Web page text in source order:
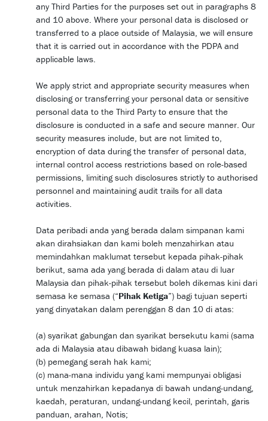
any Third Parties for the purposes set out in paragraphs 8
and 10 above. Where your personal data is disclosed or
transferred to a place outside of Malaysia, we will ensure
that it is carried out in accordance with the PDPA and
applicable laws.
We apply strict and appropriate security measures when
disclosing or transferring your personal data or sensitive
personal data to the Third Party to ensure that the
disclosure is conducted in a safe and secure manner. Our
security measures include, but are not limited to,
encryption of data during the transfer of personal data,
internal control access restrictions based on role-based
permissions, limiting such disclosures strictly to authorised
personnel and maintaining audit trails for all data
activities.
Data peribadi anda yang berada dalam simpanan kami
akan dirahsiakan dan kami boleh menzahirkan atau
memindahkan maklumat tersebut kepada pihak-pihak
berikut, sama ada yang berada di dalam atau di luar
Malaysia dan pihak-pihak tersebut boleh dikemas kini dari
semasa ke semasa (“Pihak Ketiga”) bagi tujuan seperti
yang dinyatakan dalam perenggan 8 dan 10 di atas:
(a) syarikat gabungan dan syarikat bersekutu kami (sama
ada di Malaysia atau dibawah bidang kuasa lain);
(b) pemegang serah hak kami;
(c) mana-mana individu yang kami mempunyai obligasi
untuk menzahirkan kepadanya di bawah undang-undang,
kaedah, peraturan, undang-undang kecil, perintah, garis
panduan, arahan, Notis;